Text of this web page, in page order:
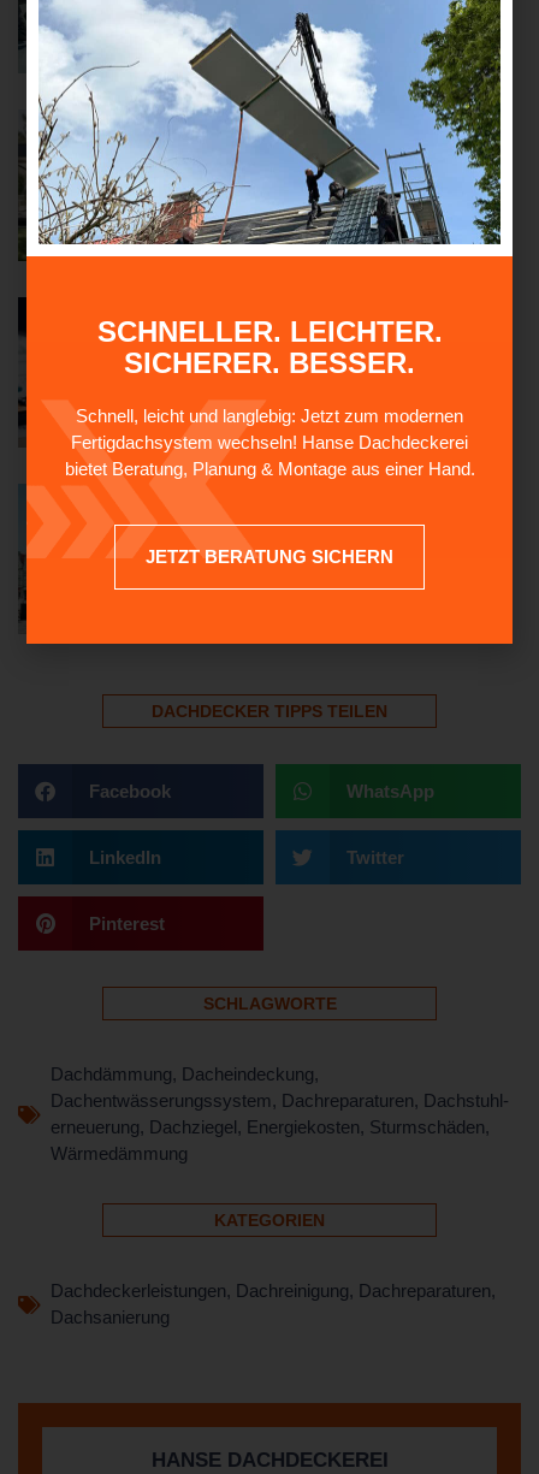
KUNSTSTOFFDACH FÜR DEIN
ZUHAUSE – LEICHT UND LANGLEBIG
14/09/2024
DACHSANIERUNG: VORSCHRIFTEN,
KOSTEN & FÖRDERUNG
03/08/2023
DACHDECKER IN ROSTOCK: TOP
EXPERTEN FÜR IHR DACH
05/08/2023
DACHDECKER TIPPS TEILEN
Facebook WhatsApp
LinkedIn Twitter
Pinterest
SCHLAGWORTE
Dachdämmung, Dacheindeckung,
Dachentwässerungssystem, Dachreparaturen, Dachstuhl­
erneuerung, Dachziegel, Energiekosten, Sturmschäden,
Wärmedämmung
KATEGORIEN
Dachdeckerleistungen, Dachreinigung, Dachreparaturen,
Dachsanierung
HANSE DACHDECKEREI
SCHNELLER. LEICHTER.
SICHERER. BESSER.
Schnell, leicht und langlebig: Jetzt zum modernen
Fertigdachsystem wechseln! Hanse Dachdeckerei
bietet Beratung, Planung & Montage aus einer Hand.
JETZT BERATUNG SICHERN